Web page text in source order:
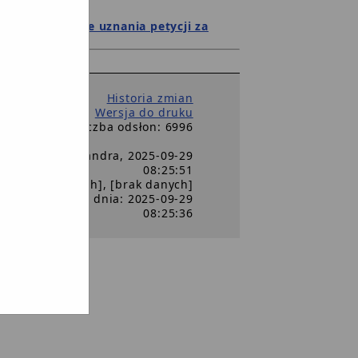
r. w sprawie uznania petycji za
Historia zmian
Wersja do druku
Liczba odsłon: 6996
Nowak Aleksandra, 2025-09-29
08:25:51
[brak danych], [brak danych]
dokumentu z dnia: 2025-09-29
08:25:36